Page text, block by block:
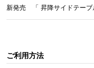
新発売 「 昇降サイドテーブ
ご利用方法